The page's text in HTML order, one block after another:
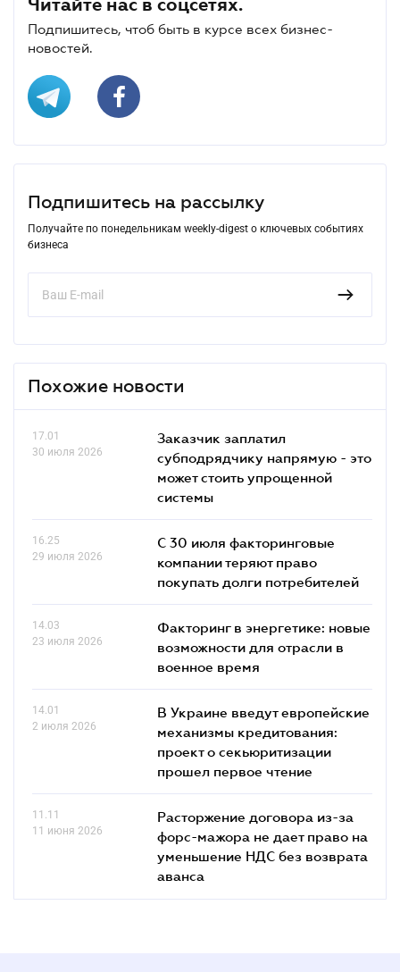
Читайте нас в соцсетях.
Подпишитесь, чтоб быть в курсе всех бизнес-
новостей.
Подпишитесь на рассылку
Получайте по понедельникам weekly-digest о ключевых событиях
бизнеса
Похожие новости
17.01
30 июля 2026
Заказчик заплатил
субподрядчику напрямую - это
может стоить упрощенной
системы
16.25
29 июля 2026
С 30 июля факторинговые
компании теряют право
покупать долги потребителей
14.03
23 июля 2026
Факторинг в энергетике: новые
возможности для отрасли в
военное время
14.01
2 июля 2026
В Украине введут европейские
механизмы кредитования:
проект о секьюритизации
прошел первое чтение
11.11
11 июня 2026
Расторжение договора из-за
форс-мажора не дает право на
уменьшение НДС без возврата
аванса